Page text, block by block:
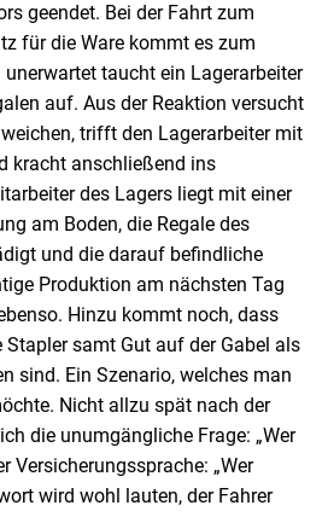
geendet. Bei der Fahrt zum
für die Ware kommt es zum
taucht ein Lagerarbeiter
auf. Aus der Reaktion versucht
trifft den Lagerarbeiter mit
kracht anschließend ins
des Lagers liegt mit einer
am Boden, die Regale des
und die darauf befindliche
Produktion am nächsten Tag
Hinzu kommt noch, dass
Stapler samt Gut auf der Gabel als
sind. Ein Szenario, welches man
Nicht allzu spät nach der
die unumgängliche Frage: „Wer
Versicherungssprache: „Wer
wird wohl lauten, der Fahrer